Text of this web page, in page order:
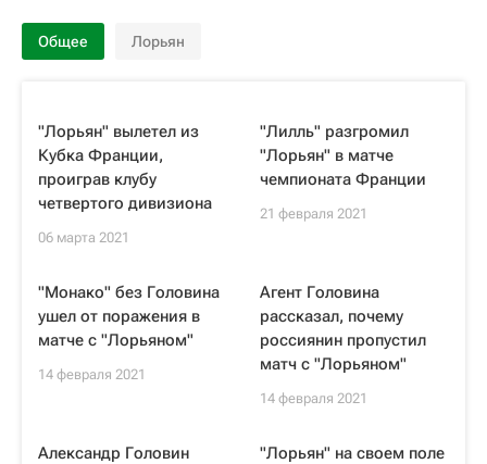
Общее Лорьян
"Лорьян" вылетел из
Кубка Франции,
проиграв клубу
четвертого дивизиона
06 марта 2021
"Лилль" разгромил
"Лорьян" в матче
чемпионата Франции
21 февраля 2021
"Монако" без Головина
ушел от поражения в
матче с "Лорьяном"
14 февраля 2021
Агент Головина
рассказал, почему
россиянин пропустил
матч с "Лорьяном"
14 февраля 2021
Александр Головин
"Лорьян" на своем поле